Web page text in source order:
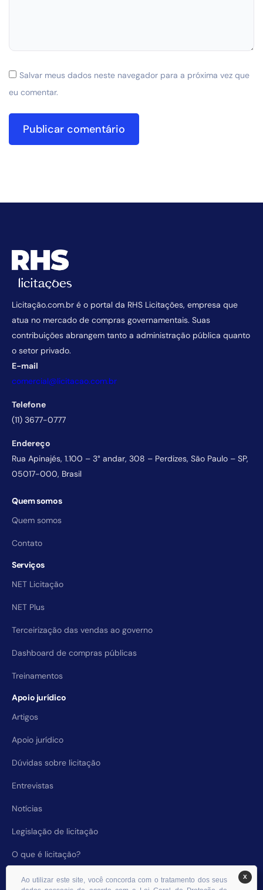
Salvar meus dados neste navegador para a próxima vez que
eu comentar.
Licitação.com.br é o portal da RHS Licitações, empresa que
atua no mercado de compras governamentais. Suas
contribuições abrangem tanto a administração pública quanto
o setor privado.
E-mail
comercial@licitacao.com.br
Telefone
(11) 3677-0777
Endereço
Rua Apinajés, 1.100 – 3° andar, 308 – Perdizes, São Paulo – SP,
05017-000, Brasil
Quem somos
Quem somos
Contato
Serviços
NET Licitação
NET Plus
Terceirização das vendas ao governo
Dashboard de compras públicas
Treinamentos
Apoio jurídico
Artigos
Apoio jurídico
Dúvidas sobre licitação
Entrevistas
Notícias
Legislação de licitação
O que é licitação?
X
Ao utilizar este site, você concorda com o tratamento dos seus